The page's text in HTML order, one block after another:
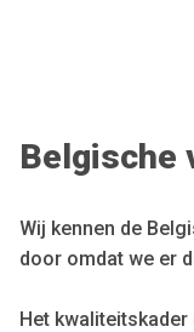
Belgische
Wij kennen de
door omdat we er
Het kwaliteitskader